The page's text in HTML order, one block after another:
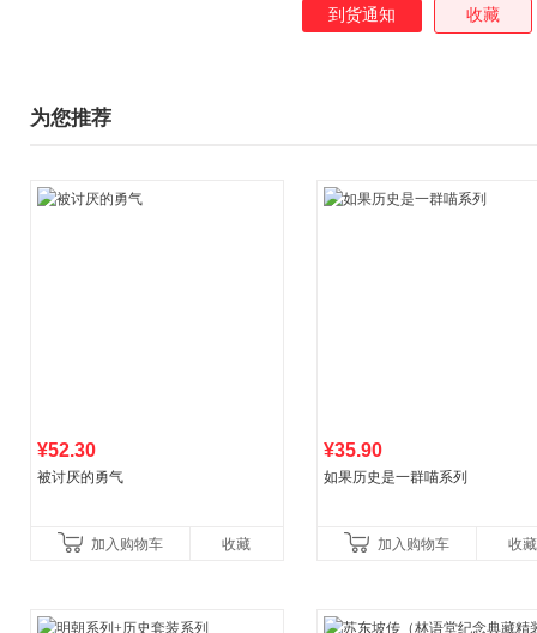
璧。 ◎中华法书至尊，两千年
到货通知 收藏
为您推荐
¥52.30
被讨厌的勇气
加入购物车 收藏
¥35.90
如果历史是一群喵系列
加入购物车 收藏